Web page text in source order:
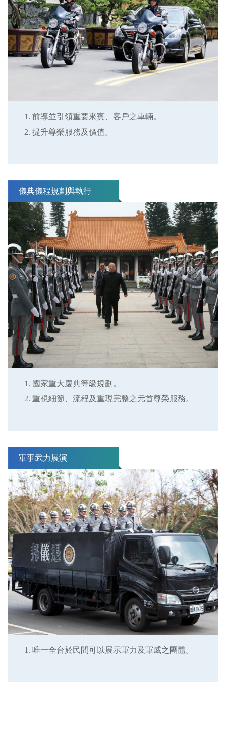
前導並引領重要來賓、客戶之車輛。
提升尊榮服務及價值。
儀典儀程規劃與執行
國家重大慶典等級規劃。
重視細節、流程及重現完整之元首尊榮服務。
軍事武力展演
唯一全台於民間可以展示軍力及軍威之團體。